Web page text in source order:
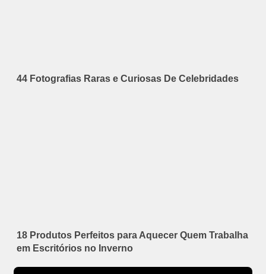
44 Fotografias Raras e Curiosas De Celebridades
18 Produtos Perfeitos para Aquecer Quem Trabalha
em Escritórios no Inverno